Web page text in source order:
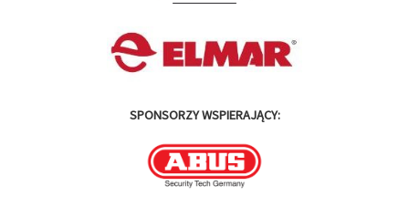
SPONSORZY WSPIERAJĄCY: